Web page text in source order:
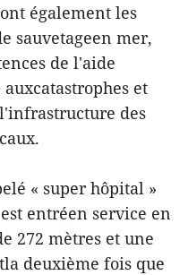
également les
sauvetageen mer,
de l'aide
et
des
« super hôpital »
entréen service en
272 mètres et une
deuxième fois que